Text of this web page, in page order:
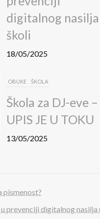
digitalnog
školi
18/05/2025
OBUKE ŠKOLA
Škola za DJ-eve –
UPIS JE U TOKU
13/05/2025
mladih,
pismenost?
prevenciji digitalnog nasilja